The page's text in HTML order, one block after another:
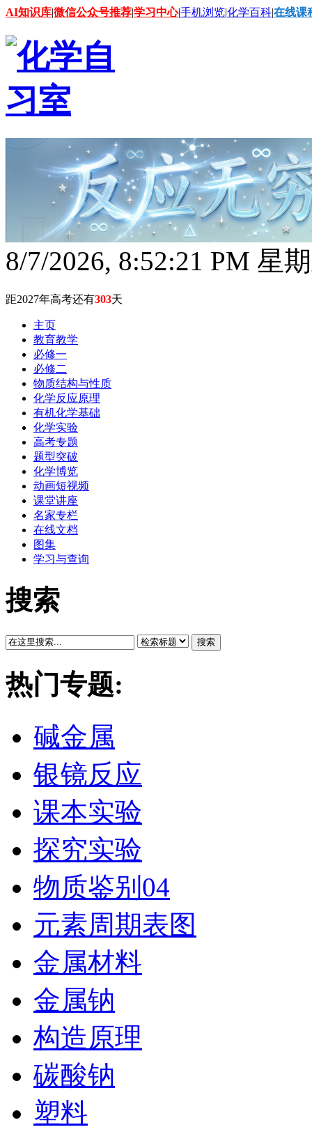
AI知识库|微信公众号推荐|学习中心|手机浏览|化学百科|在线课
8/7/2026, 8:52:22 PM 星
距2027年高考还有303天
主页
教育教学
必修一
必修二
物质结构与性质
化学反应原理
有机化学基础
化学实验
高考专题
题型突破
化学博览
动画短视频
课堂讲座
名家专栏
在线文档
图集
学习与查询
搜索
搜索
热门专题:
碱金属
银镜反应
课本实验
探究实验
物质鉴别04
元素周期表图
金属材料
金属钠
构造原理
碳酸钠
塑料